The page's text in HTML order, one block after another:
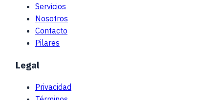
Servicios
Nosotros
Contacto
Pilares
Legal
Privacidad